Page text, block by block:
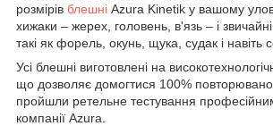
розмірів блешні Azura Kinetik у вашому улові
хижаки – жерех, головень, в'язь – і звичайні
такі як форель, окунь, щука, судак і навіть
Усі блешні виготовлені на
що дозволяє домогтися 100%
пройшли ретельне тестування
компанії Azura.